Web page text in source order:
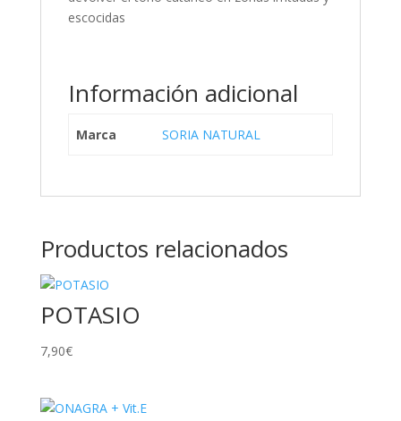
escocidas
Información adicional
Marca SORIA NATURAL
Productos relacionados
POTASIO
7,90€